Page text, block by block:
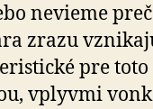
nevieme
zrazu
pre
vplyvmi